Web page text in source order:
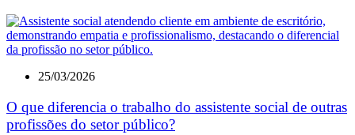
25/03/2026
O que diferencia o trabalho do assistente social de outras
profissões do setor público?